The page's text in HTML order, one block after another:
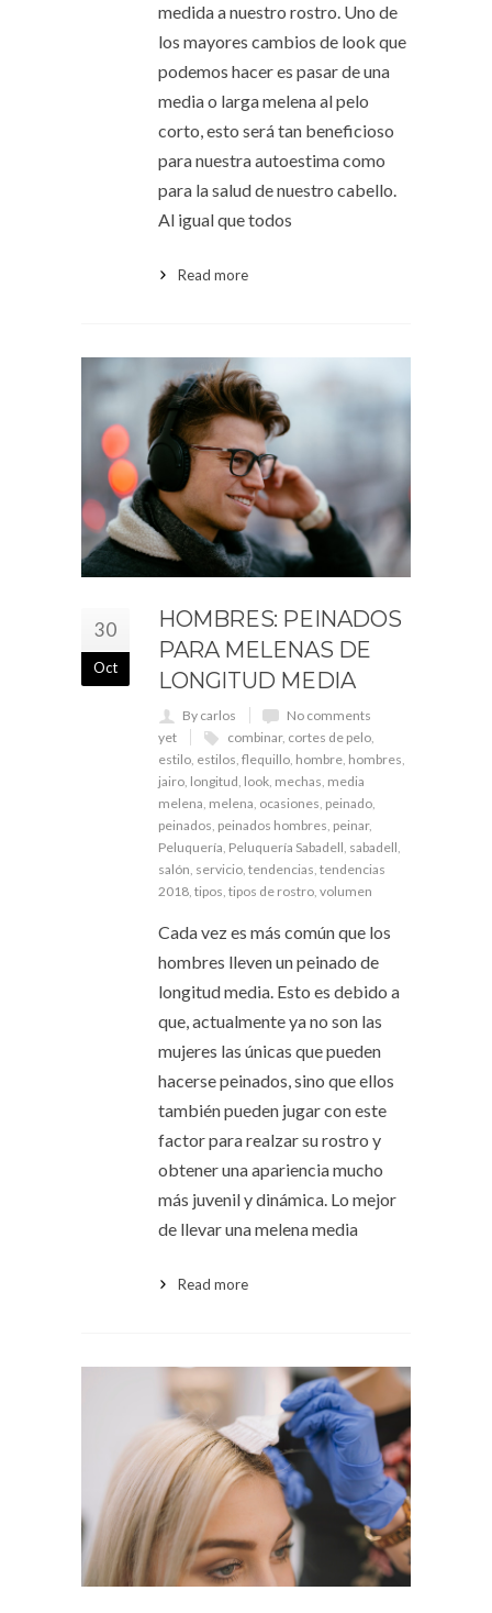
medida a nuestro rostro. Uno de
los mayores cambios de look que
podemos hacer es pasar de una
media o larga melena al pelo
corto, esto será tan beneficioso
para nuestra autoestima como
para la salud de nuestro cabello.
Al igual que todos
Read more
30
Oct
HOMBRES: PEINADOS
PARA MELENAS DE
LONGITUD MEDIA
By carlos
No comments
yet
combinar, cortes de pelo,
estilo, estilos, flequillo, hombre, hombres,
jairo, longitud, look, mechas, media
melena, melena, ocasiones, peinado,
peinados, peinados hombres, peinar,
Peluquería, Peluquería Sabadell, sabadell,
salón, servicio, tendencias, tendencias
2018, tipos, tipos de rostro, volumen
Cada vez es más común que los
hombres lleven un peinado de
longitud media. Esto es debido a
que, actualmente ya no son las
mujeres las únicas que pueden
hacerse peinados, sino que ellos
también pueden jugar con este
factor para realzar su rostro y
obtener una apariencia mucho
más juvenil y dinámica. Lo mejor
de llevar una melena media
Read more